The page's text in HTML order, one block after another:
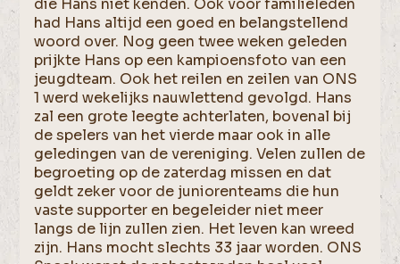
had Hans altijd een goed en belangstellend
woord over. Nog geen twee weken geleden
prijkte Hans op een kampioensfoto van een
jeugdteam. Ook het reilen en zeilen van ONS
1 werd wekelijks nauwlettend gevolgd. Hans
zal een grote leegte achterlaten, bovenal bij
de spelers van het vierde maar ook in alle
geledingen van de vereniging. Velen zullen de
begroeting op de zaterdag missen en dat
geldt zeker voor de juniorenteams die hun
vaste supporter en begeleider niet meer
langs de lijn zullen zien. Het leven kan wreed
zijn. Hans mocht slechts 33 jaar worden. ONS